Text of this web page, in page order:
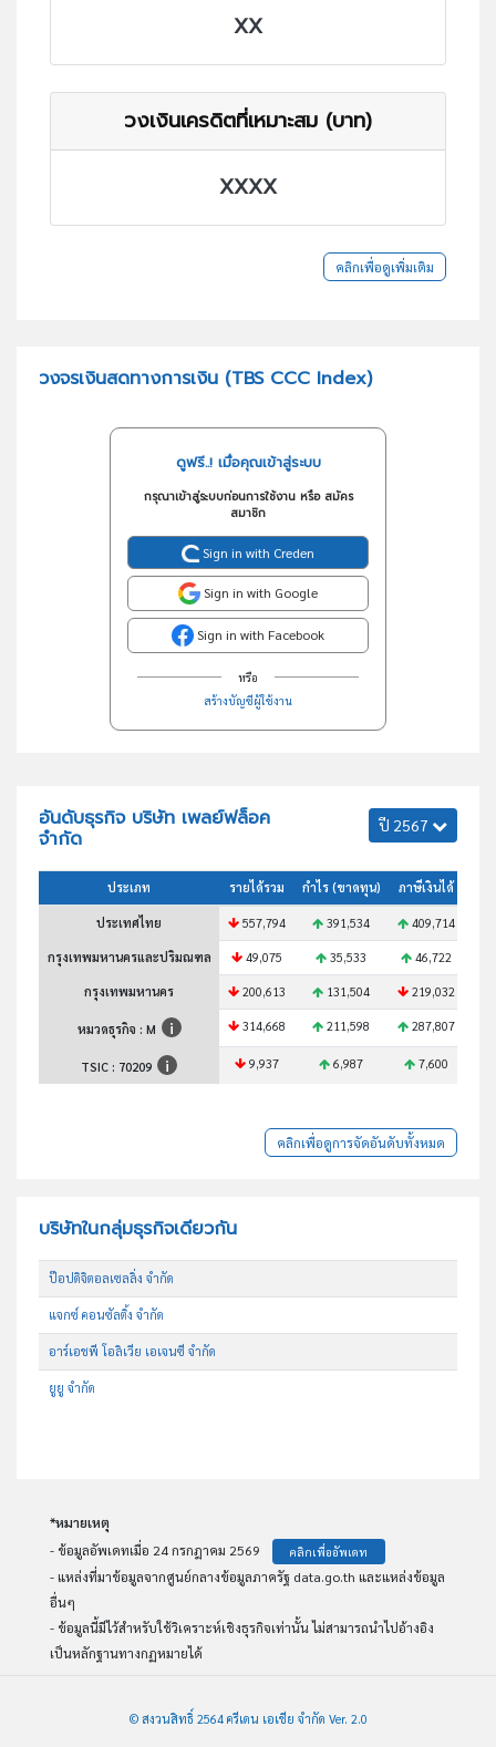
XX
วงเงินเครดิตที่เหมาะสม (บาท)
XXXX
คลิกเพื่อดูเพิ่มเติม
วงจรเงินสดทางการเงิน (TBS CCC Index)
ดูฟรี..! เมื่อคุณเข้าสู่ระบบ
กรุณาเข้าสู่ระบบก่อนการใช้งาน หรือ สมัคร
สมาชิก
Sign in with Creden
Sign in with Google
Sign in with Facebook
หรือ
สร้างบัญชีผู้ใช้งาน
อันดับธุรกิจ บริษัท เพลย์ฟล็อค
จำกัด
ปี 2567
ประเภท รายได้รวม กำไร (ขาดทุน) ภาษีเงินได้
ประเทศไทย 557,794 391,534 409,714
กรุงเทพมหานครและปริมณฑล 49,075 35,533 46,722
กรุงเทพมหานคร 200,613 131,504 219,032
หมวดธุรกิจ : M 314,668 211,598 287,807
TSIC : 70209 9,937 6,987 7,600
คลิกเพื่อดูการจัดอันดับทั้งหมด
บริษัทในกลุ่มธุรกิจเดียวกัน
ป๊อปดิจิตอลเซลลิ่ง จำกัด
แจกซ์ คอนซัลติ้ง จำกัด
อาร์เอชพี โอลิเวีย เอเจนซี จำกัด
ยูยู จำกัด
*หมายเหตุ
- ข้อมูลอัพเดทเมื่อ 24 กรกฎาคม 2569
คลิกเพื่ออัพเดท
- แหล่งที่มาข้อมูลจากศูนย์กลางข้อมูลภาครัฐ data.go.th และแหล่งข้อมูล
อื่นๆ
- ข้อมูลนี้มีไว้สำหรับใช้วิเคราะห์เชิงธุรกิจเท่านั้น ไม่สามารถนำไปอ้างอิง
เป็นหลักฐานทางกฏหมายได้
© สงวนสิทธิ์ 2564 ครีเดน เอเชีย จำกัด Ver. 2.0